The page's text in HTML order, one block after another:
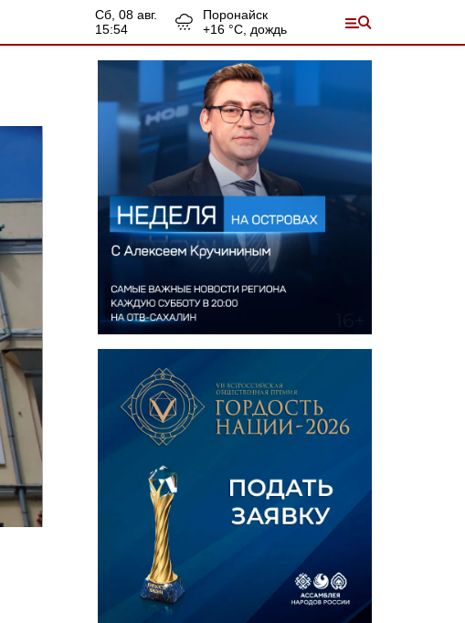
сб, 08 авг.
15:54
Поронайск
+16 °С, дождь